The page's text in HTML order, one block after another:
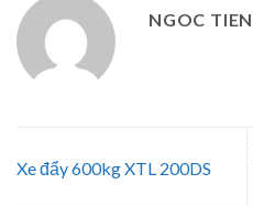
NGOC TIEN
Xe đẩy 600kg XTL 200DS